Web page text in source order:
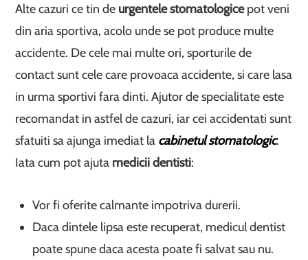
Alte cazuri ce tin de urgentele stomatologicepot veni
din aria sportiva, acolo unde se pot produce multe
accidente. De cele mai multe ori, sporturile de
contact sunt cele care provoaca accidente, si care lasa
in urma sportivi fara dinti. Ajutor de specialitate este
recomandat in astfel de cazuri, iar cei accidentati sunt
sfatuiti sa ajunga imediat la cabinetul stomatologic.
Iata cum pot ajuta medicii dentisti:
Vor fi oferite calmante impotriva durerii.
Daca dintele lipsa este recuperat, medicul dentist
poate spune daca acesta poate fi salvat sau nu.